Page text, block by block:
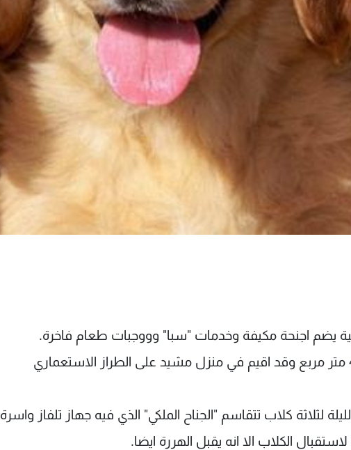
يضم اجنحة مكيفة وخدمات "سبا" وووجبات طعام فاخرة.
ويمتد فندق "واشنطن هوتيل" على مساحة 400 متر مربع وقد اقيم في منزل مشيد على الطراز الاستعماري
حوالى 271 دولارا في الليلة لثلاثة كلاب تتقاسم "الجناح الملكي" الذي فيه جهاز تلفاز واسرة
الكلاب الا انه يقبل الهررة ايضا.